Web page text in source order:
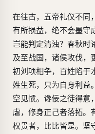
在往古，五帝礼仪不同
有所损益，绝不会墨守
岂能判定清浊？春秋时
及至战国，诸侯攻伐，
初刘项相争，百姓陷于
姓生死，只为自身利益
空见惯。谗佞之徒得意
虐，修身正己者落拓。
权贵者，比比皆是。坚